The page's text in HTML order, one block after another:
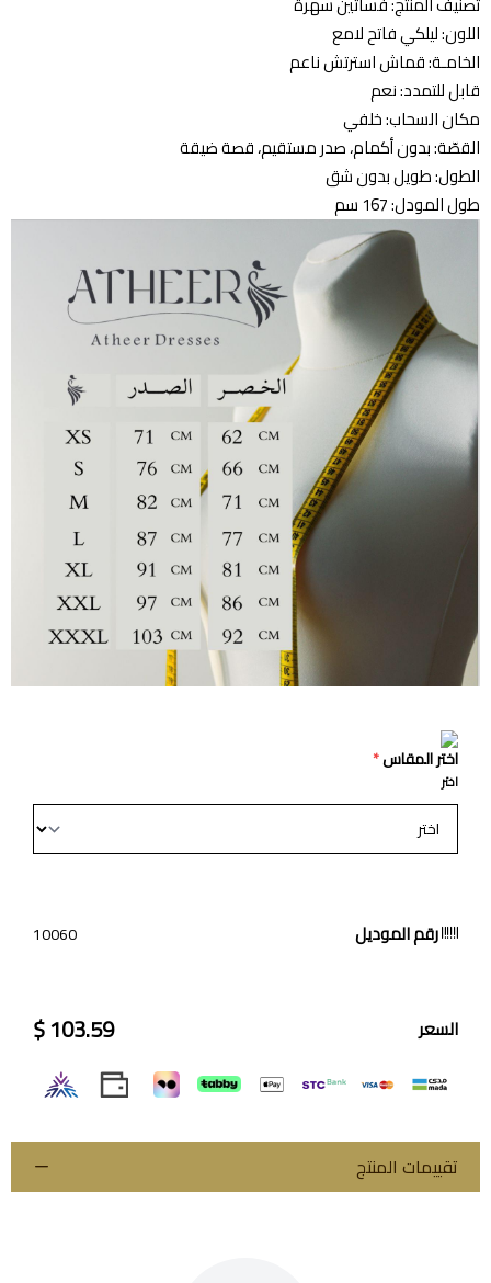
اللون: ليلكي فاتح لامع
الخامـة: قماش استرتش ناعم
قابل للتمدد: نعم
مكان السحاب: خلفي
القصّة: بدون أكمام، صدر مستقيم، قصة ضيقة
الطول: طويل بدون شق
طول المودل: 167 سم
اختر المقاس*
اختر
رقم الموديل 10060
السعر 103.59 $
تقييمات المنتج